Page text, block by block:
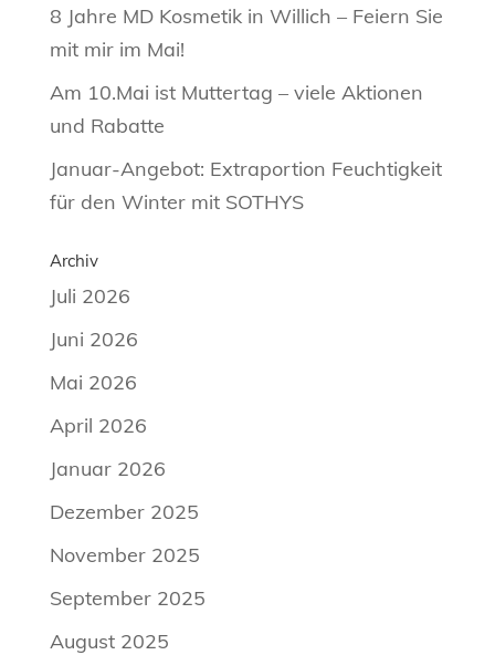
8 Jahre MD Kosmetik in Willich – Feiern Sie
mit mir im Mai!
Am 10.Mai ist Muttertag – viele Aktionen
und Rabatte
Januar-Angebot: Extraportion Feuchtigkeit
für den Winter mit SOTHYS
Archiv
Juli 2026
Juni 2026
Mai 2026
April 2026
Januar 2026
Dezember 2025
November 2025
September 2025
August 2025